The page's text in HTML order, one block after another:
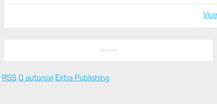
Více
REKLAMA
RSS O autorovi Extra Publishing